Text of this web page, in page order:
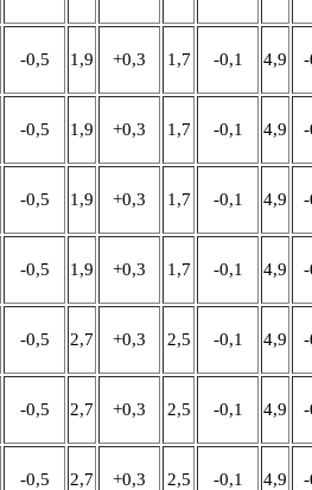
-0,5 1,9 +0,3 1,7 -0,1 4,9
-0,5 1,9 +0,3 1,7 -0,1 4,9
-0,5 1,9 +0,3 1,7 -0,1 4,9
-0,5 1,9 +0,3 1,7 -0,1 4,9
-0,5 2,7 +0,3 2,5 -0,1 4,9
-0,5 2,7 +0,3 2,5 -0,1 4,9
-0,5 2,7 +0,3 2,5 -0,1 4,9